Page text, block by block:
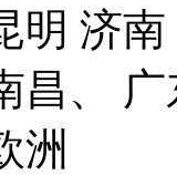
明 济
昌、
洲